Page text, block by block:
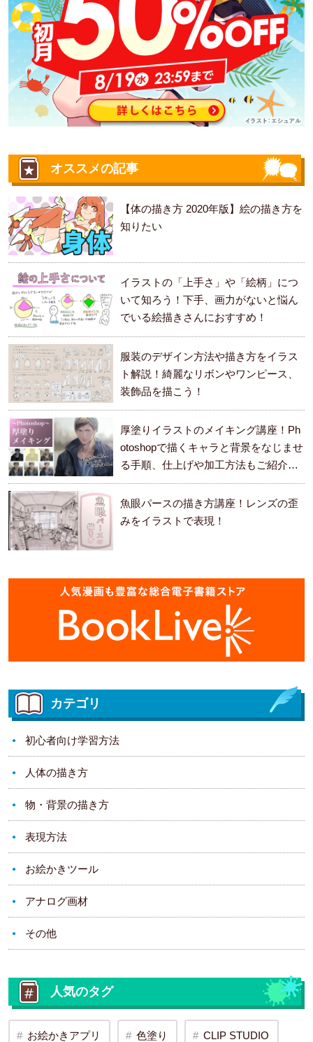
オススメの記事
【体の描き方 2020年版】絵の描き方を
知りたい
イラストの「上手さ」や「絵柄」につ
いて知ろう！下手、画力がないと悩ん
でいる絵描きさんにおすすめ！
服装のデザイン方法や描き方をイラス
ト解説！綺麗なリボンやワンピース、
装飾品を描こう！
厚塗りイラストのメイキング講座！Ph
otoshopで描くキャラと背景をなじませ
る手順、仕上げや加工方法もご紹介し
ます。
魚眼パースの描き方講座！レンズの歪
みをイラストで表現！
カテゴリ
初心者向け学習方法
人体の描き方
物・背景の描き方
表現方法
お絵かきツール
アナログ画材
その他
人気のタグ
お絵かきアプリ 色塗り CLIP STUDIO